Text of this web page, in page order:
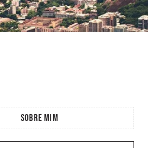
SOBRE MIM